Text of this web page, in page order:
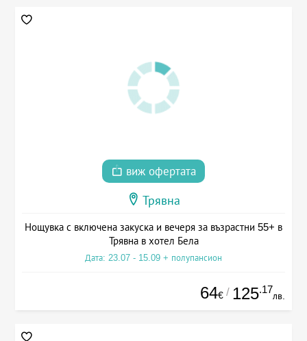
виж офертата
Трявна
Нощувка с включена закуска и вечеря за възрастни 55+ в
Трявна в хотел Бела
Дата: 23.07 - 15.09 + полупансион
64€ / 125.17
лв.